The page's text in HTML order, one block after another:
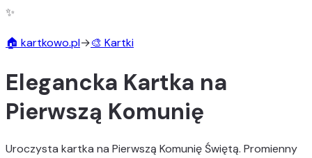
✨
🏠 kartkowo.pl→🎨 Kartki
Elegancka Kartka na
Pierwszą Komunię
Uroczysta kartka na Pierwszą Komunię Świętą. Promienny